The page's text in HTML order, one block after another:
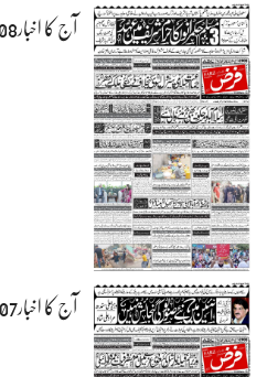
آج کا اخبار08-08-2026
آج کا اخبار07-08-2026